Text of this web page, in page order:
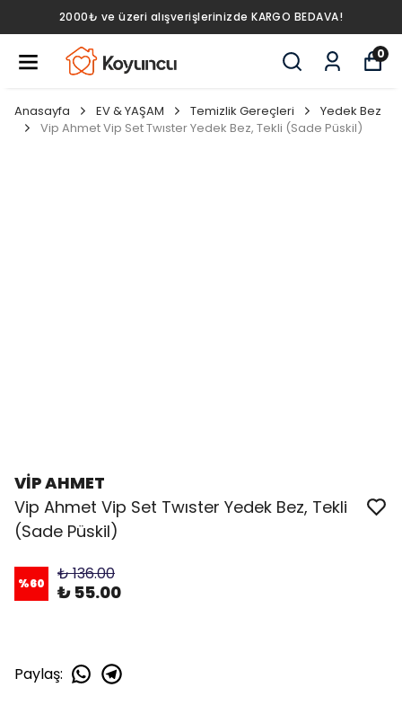
KARGO BEDAVA! 2000₺ ve üzeri
0
Anasayfa EV & YAŞAM Temizlik Gereçleri
Yedek Bez
Vip Ahmet Vip Set Twıster Yedek Bez, Tekli (Sade Püskil)
VİP AHMET
Vip Ahmet Vip Set Twıster Yedek Bez, Tekli
(Sade Püskil)
%60 ₺ 136.00
₺ 55.00
Paylaş: